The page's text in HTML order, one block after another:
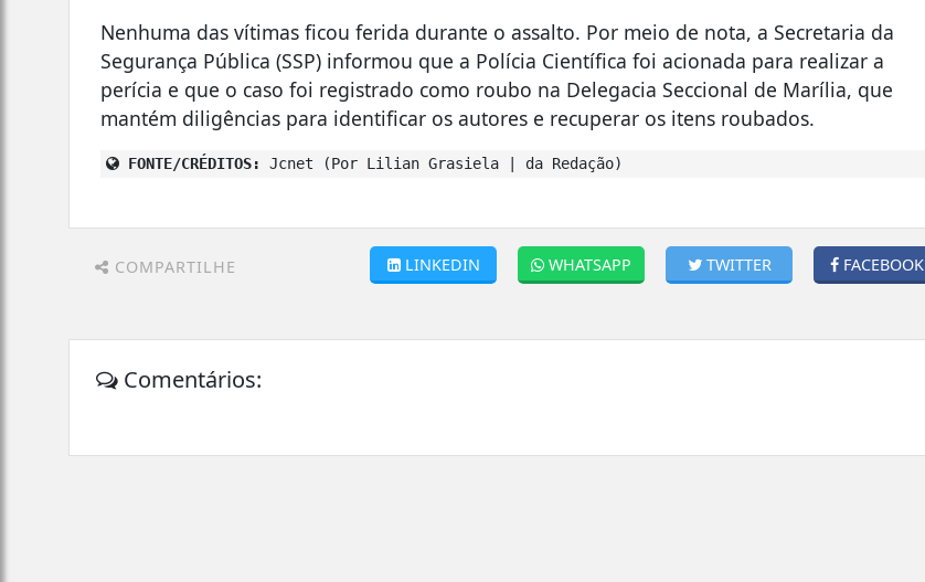
Nenhuma das vítimas ficou ferida durante o assalto. Por meio de nota, a Secretaria da
Segurança Pública (SSP) informou que a Polícia Científica foi acionada para realizar a
perícia e que o caso foi registrado como roubo na Delegacia Seccional de Marília, que
mantém diligências para identificar os autores e recuperar os itens roubados.
FONTE/CRÉDITOS: Jcnet (Por Lilian Grasiela | da Redação)
COMPARTILHE FACEBOOK
TWITTER
WHATSAPP
LINKEDIN
Comentários: